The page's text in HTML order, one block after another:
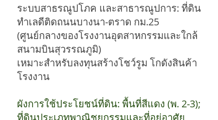
ระบบสาธรณูปโภค และสาธารณูปการ: ที่ดิน
ทําเลดีติดถนนบางนา-ตราด กม.25
(ศูนย์กลางของโรงงานอุตสาหกรรมและใกล้
สนามบินสุวรรณภูมิ)
เหมาะสําหรับลงทุนสร้างโชว์รูม โกดังสินค้า
โรงงาน
ผังการใช้ประโยชน์ที่ดิน: พื้นที่สีแดง (พ. 2-3);
ที่ดินประเภทพาณิชยกรรมและที่อยู่อาศัย